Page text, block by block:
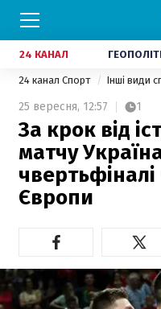
24 КАНАЛ
24 канал Спорт Інші види
25 вересня, 12:57 1
За крок від
матчу
Європи